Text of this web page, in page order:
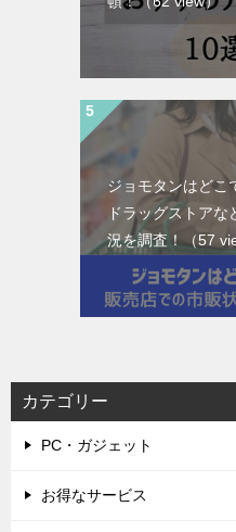
ジョモタンはどこ
ドラッグストア
況を調査！（57
カテゴリー
PC・ガジェット
お得なサービス